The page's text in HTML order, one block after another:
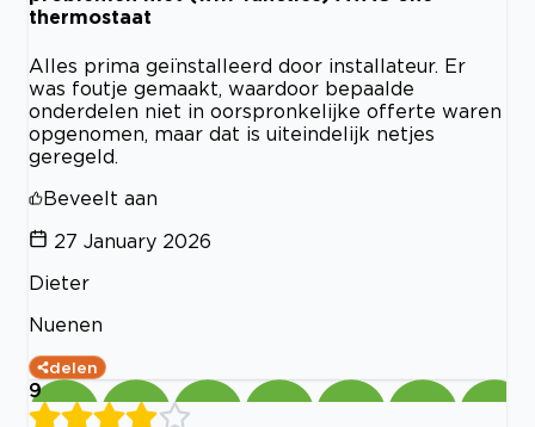
thermostaat
Alles prima geïnstalleerd door installateur. Er
was foutje gemaakt, waardoor bepaalde
onderdelen niet in oorspronkelijke offerte waren
opgenomen, maar dat is uiteindelijk netjes
geregeld.
Beveelt aan
27 January 2026
Dieter
Nuenen
delen
9